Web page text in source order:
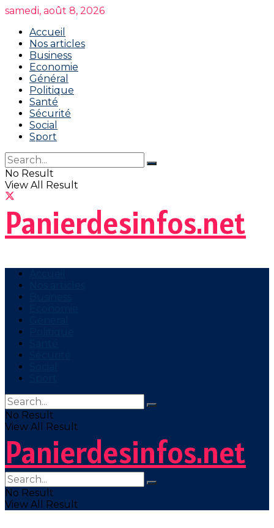
samedi, août 8, 2026
Accueil
Nos articles
Business
Economie
Général
Politique
Santé
Sécurité
Social
Sport
No Result
View All Result
Panierdesinfos.net
No Result
View All Result
Panierdesinfos.net
No Result
View All Result